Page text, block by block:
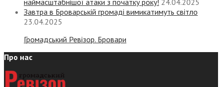
наймасштабнішої атаки з початку року! 24.04.2025
Завтра в Броварській громаді вимикатимуть світло
23.04.2025
Громадський Ревізор. Бровари
Про нас